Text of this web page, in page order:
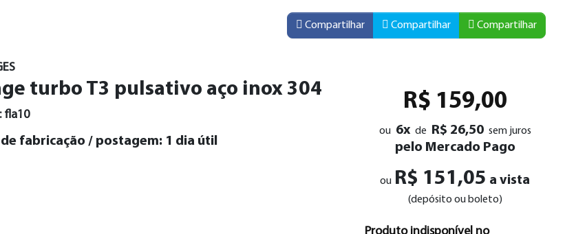
Compartilhar Compartilhar Compartilhar
turbo T3 pulsativo aço inox 304
fla10
fabricação / postagem: 1 dia útil
R$ 159,00
ou 6x de R$ 26,50 sem juros
pelo Mercado Pago
ou R$ 151,05 a vista
(depósito ou boleto)